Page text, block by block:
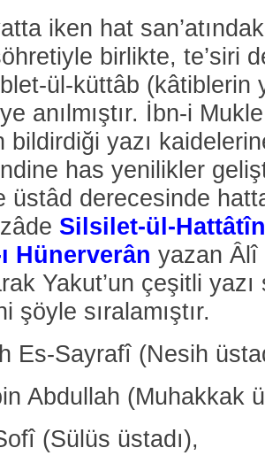
iken hat
birlikte, te’siri
ül-küttâb (kâtiblerin
anılmıştır. İbn-i
bildirdiği yazı
has yenilikler
üstâd derecesinde
Silsilet-ül-Hattâtîn
Hünerverân yazan Âlî
Yakut’un çeşitli
şöyle sıralamıştır.
Es-Sayrafî (Nesih
Abdullah (Muhakkak
(Sülüs üstadı),